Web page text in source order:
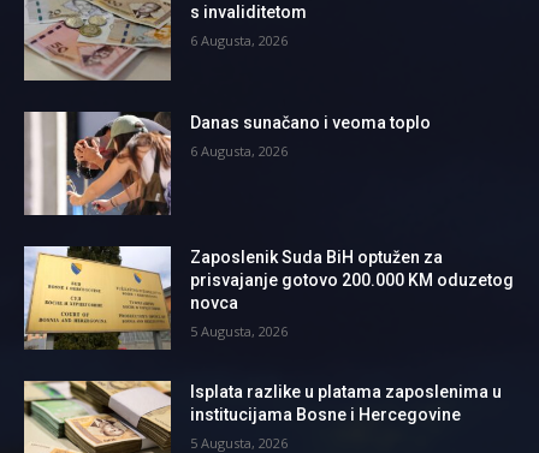
s invaliditetom
6 Augusta, 2026
Danas sunačano i veoma toplo
6 Augusta, 2026
Zaposlenik Suda BiH optužen za
prisvajanje gotovo 200.000 KM oduzetog
novca
5 Augusta, 2026
Isplata razlike u platama zaposlenima u
institucijama Bosne i Hercegovine
5 Augusta, 2026